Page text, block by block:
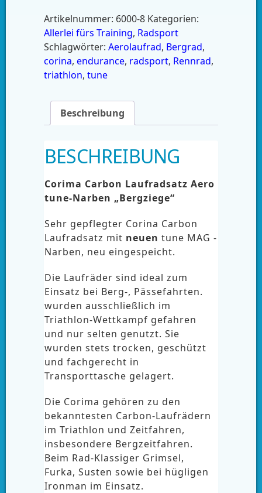
Artikelnummer: 6000-8 Kategorien:
Allerlei fürs Training, Radsport
Schlagwörter: Aerolaufrad, Bergrad,
corina, endurance, radsport, Rennrad,
triathlon, tune
Beschreibung
BESCHREIBUNG
Corima Carbon Laufradsatz Aero
tune-Narben „Bergziege“
Sehr gepflegter Corina Carbon
Laufradsatz mit neuen tune MAG -
Narben, neu eingespeicht.
Die Laufräder sind ideal zum
Einsatz bei Berg-, Pässefahrten.
wurden ausschließlich im
Triathlon-Wettkampf gefahren
und nur selten genutzt. Sie
wurden stets trocken, geschützt
und fachgerecht in
Transporttasche gelagert.
Die Corima gehören zu den
bekanntesten Carbon-Laufrädern
im Triathlon und Zeitfahren,
insbesondere Bergzeitfahren.
Beim Rad-Klassiger Grimsel,
Furka, Susten sowie bei hügligen
Ironman im Einsatz.